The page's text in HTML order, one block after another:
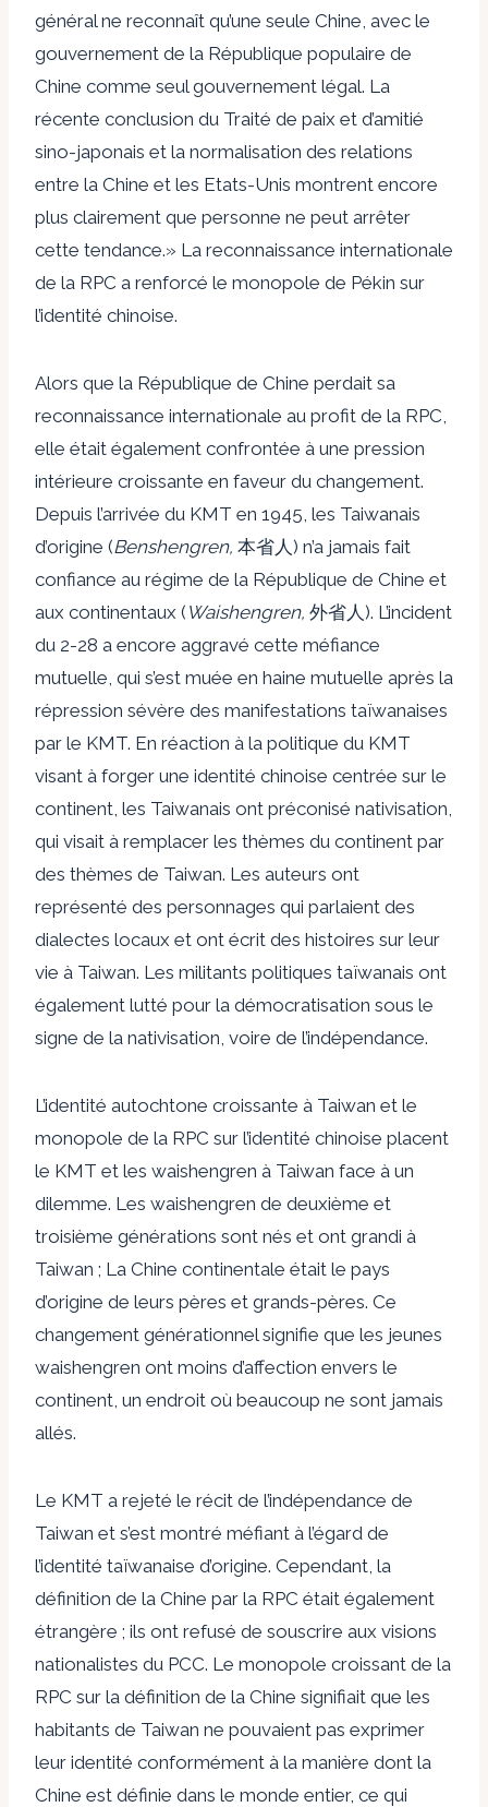
général ne reconnaît qu’une seule Chine, avec le
gouvernement de la République populaire de
Chine comme seul gouvernement légal. La
récente conclusion du Traité de paix et d’amitié
sino-japonais et la normalisation des relations
entre la Chine et les Etats-Unis montrent encore
plus clairement que personne ne peut arrêter
cette tendance.» La reconnaissance internationale
de la RPC a renforcé le monopole de Pékin sur
l’identité chinoise.
Alors que la République de Chine perdait sa
reconnaissance internationale au profit de la RPC,
elle était également confrontée à une pression
intérieure croissante en faveur du changement.
Depuis l’arrivée du KMT en 1945, les Taiwanais
d’origine (Benshengren, 本省人) n’a jamais fait
confiance au régime de la République de Chine et
aux continentaux ( Waishengren, 外省人). L’incident
du 2-28 a encore aggravé cette méfiance
mutuelle, qui s’est muée en haine mutuelle après la
répression sévère des manifestations taïwanaises
par le KMT. En réaction à la politique du KMT
visant à forger une identité chinoise centrée sur le
continent, les Taiwanais ont préconisé nativisation
qui visait à remplacer les thèmes du continent par
des thèmes de Taiwan. Les auteurs ont
représenté des personnages qui parlaient des
dialectes locaux et ont écrit des histoires sur leur
vie à Taiwan. Les militants politiques taïwanais ont
également lutté pour la démocratisation sous le
signe de la nativisation, voire de l’indépendance.
L’identité autochtone croissante à Taiwan et le
monopole de la RPC sur l’identité chinoise placent
le KMT et les waishengren à Taiwan face à un
dilemme. Les waishengren de deuxième et
troisième générations sont nés et ont grandi à
Taiwan ; La Chine continentale était le pays
d’origine de leurs pères et grands-pères. Ce
changement générationnel signifie que les jeunes
waishengren ont moins d’affection envers le
continent, un endroit où beaucoup ne sont jamais
allés.
Le KMT a rejeté le récit de l’indépendance de
Taiwan et s’est montré méfiant à l’égard de
l’identité taïwanaise d’origine. Cependant, la
définition de la Chine par la RPC était également
étrangère ; ils ont refusé de souscrire aux visions
nationalistes du PCC. Le monopole croissant de la
RPC sur la définition de la Chine signifiait que les
habitants de Taiwan ne pouvaient pas exprimer
leur identité conformément à la manière dont la
Chine est définie dans le monde entier, ce qui